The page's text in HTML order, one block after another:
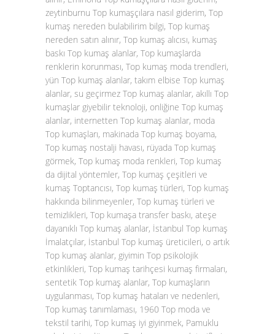
zeytinburnu Top kumaşçılara nasıl giderim, Top
kumaş nereden bulabilirim bilgi, Top kumaş
nereden satın alınır, Top kumaş alıcısı, kumaş
baskı Top kumaş alanlar, Top kumaşlarda
renklerin korunması, Top kumaş moda trendleri,
yün Top kumaş alanlar, takım elbise Top kumaş
alanlar, su geçirmez Top kumaş alanlar, akıllı Top
kumaşlar giyebilir teknoloji, onliğine Top kumaş
alanlar, internetten Top kumaş alanlar, moda
Top kumaşları, makinada Top kumaş boyama,
Top kumaş nostalji havası, rüyada Top kumaş
görmek, Top kumaş moda renkleri, Top kumaş
da dijital yöntemler, Top kumaş çeşitleri ve
kumaş Toptancısı, Top kumaş türleri, Top kumaş
hakkında bilinmeyenler, Top kumaş türleri ve
temizlikleri, Top kumaşa transfer baskı, ateşe
dayanıklı Top kumaş alanlar, İstanbul Top kumaş
İmalatçılar, İstanbul Top kumaş üreticileri, o artık
Top kumaş alanlar, giyimin Top psikolojik
etkinlikleri, Top kumaş tarihçesi kumaş firmaları,
sentetik Top kumaş alanlar, Top kumaşların
uygulanması, Top kumaş hataları ve nedenleri,
Top kumaş tanımlaması, 1960 Top moda ve
tekstil tarihi, Top kumaş iyi giyinmek, Pamuklu